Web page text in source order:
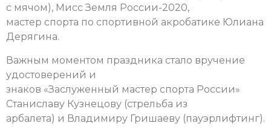
с мячом), Мисс Земля России-2020,
мастер спорта по спортивной акробатике Юлиана
Дерягина.
Важным моментом праздника стало вручение
удостоверений и
знаков «Заслуженный мастер спорта России»
Станиславу Кузнецову (стрельба из
арбалета) и Владимиру Гришаеву (пауэрлифтинг).